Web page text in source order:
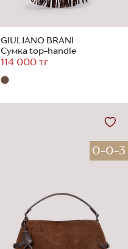
GIULIANO BRANI
Сумка top-handle
114 000 тг
0-0-3